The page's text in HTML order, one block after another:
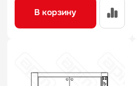
В корзину